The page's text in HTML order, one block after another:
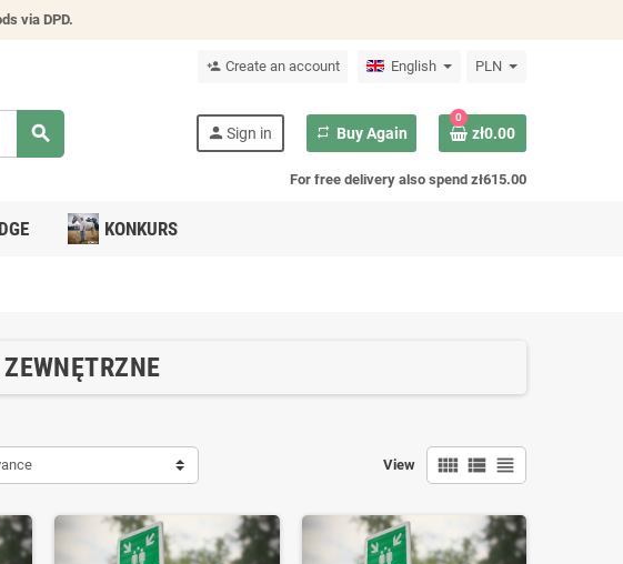
via DPD.
person_add Create an account English PLN
search person Sign in repeat Buy Again
0
zł0.00
For free delivery also spend zł615.00
KONKURS
View view_comfy view_list view_headline